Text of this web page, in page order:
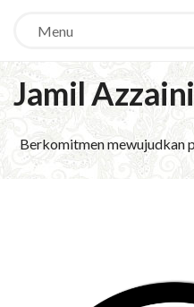
Menu
Jamil Azzaini
Berkomitmen mewujudkan